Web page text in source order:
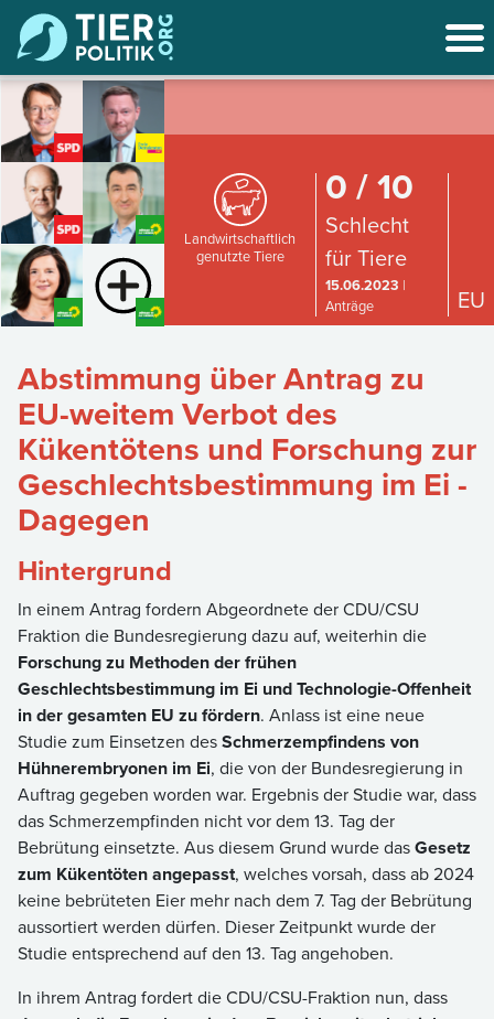
Landwirtschaftlich
genutzte Tiere
0 / 10
Schlecht
für Tiere
15.06.2023 |
Anträge
EU
Abstimmung über Antrag zu
EU-weitem Verbot des
Kükentötens und Forschung zur
Geschlechtsbestimmung im Ei -
Dagegen
Hintergrund
In einem Antrag fordern Abgeordnete der CDU/CSU
Fraktion die Bundesregierung dazu auf, weiterhin die
Forschung zu Methoden der frühen
Geschlechtsbestimmung im Ei und Technologie-Offenheit
in der gesamten EU zu fördern. Anlass ist eine neue
Studie zum Einsetzen desSchmerzempfindens von
Hühnerembryonen im Ei, die von der Bundesregierung in
Auftrag gegeben worden war. Ergebnis der Studie war, dass
das Schmerzempfinden nicht vor dem 13. Tag der
Bebrütung einsetzte. Aus diesem Grund wurde dasGesetz
zum Kükentöten angepasst, welches vorsah, dass ab 2024
keine bebrüteten Eier mehr nach dem 7. Tag der Bebrütung
aussortiert werden dürfen. Dieser Zeitpunkt wurde der
Studie entsprechend auf den 13. Tag angehoben.
In ihrem Antrag fordert die CDU/CSU-Fraktion nun, dass